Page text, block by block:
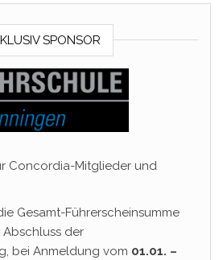
SPONSOR
Concordia-Mitglieder und
Gesamt-Führerscheinsumme
der
bei Anmeldung vom 01.01. –